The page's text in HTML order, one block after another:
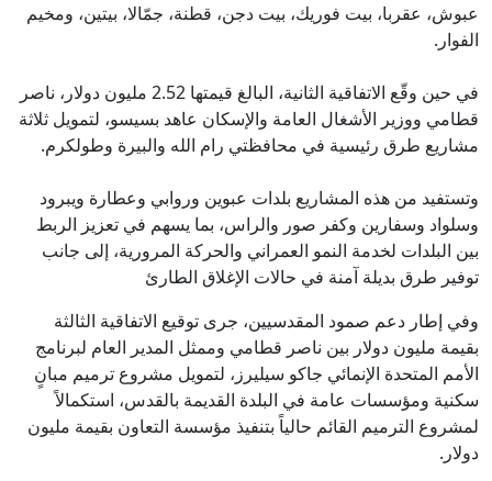
عبوش، عقربا، بيت فوريك، بيت دجن، قطنة، جمّالا، بيتين، ومخيم
الفوار.
في حين وقّع الاتفاقية الثانية، البالغ قيمتها 2.52 مليون دولار، ناصر
قطامي ووزير الأشغال العامة والإسكان عاهد بسيسو، لتمويل ثلاثة
مشاريع طرق رئيسية في محافظتي رام الله والبيرة وطولكرم.
وتستفيد من هذه المشاريع بلدات عبوين وروابي وعطارة ويبرود
وسلواد وسفارين وكفر صور والراس، بما يسهم في تعزيز الربط
بين البلدات لخدمة النمو العمراني والحركة المرورية، إلى جانب
توفير طرق بديلة آمنة في حالات الإغلاق الطارئ
وفي إطار دعم صمود المقدسيين، جرى توقيع الاتفاقية الثالثة
بقيمة مليون دولار بين ناصر قطامي وممثل المدير العام لبرنامج
الأمم المتحدة الإنمائي جاكو سيليرز، لتمويل مشروع ترميم مبانٍ
سكنية ومؤسسات عامة في البلدة القديمة بالقدس، استكمالاً
لمشروع الترميم القائم حالياً بتنفيذ مؤسسة التعاون بقيمة مليون
دولار.